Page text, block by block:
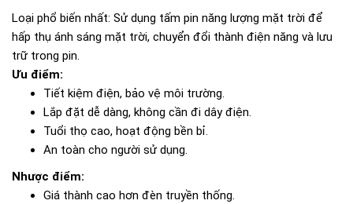
Loại phổ biến nhất: Sử dụng tấm pin năng lượng mặt trời để
hấp thụ ánh sáng mặt trời, chuyển đổi thành điện năng và lưu
trữ trong pin.
Ưu điểm:
Tiết kiệm điện, bảo vệ môi trường.
Lắp đặt dễ dàng, không cần đi dây điện.
Tuổi thọ cao, hoạt động bền bỉ.
An toàn cho người sử dụng.
Nhược điểm:
Giá thành cao hơn đèn truyền thống.